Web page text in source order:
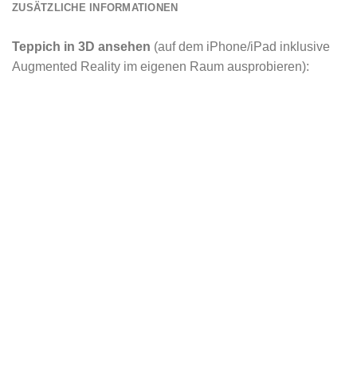
ZUSÄTZLICHE INFORMATIONEN
Teppich in 3D ansehen (auf dem iPhone/iPad inklusive
Augmented Reality im eigenen Raum ausprobieren):